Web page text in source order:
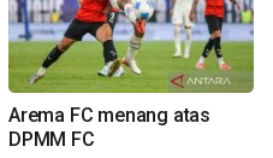
Arema FC menang atas
DPMM FC